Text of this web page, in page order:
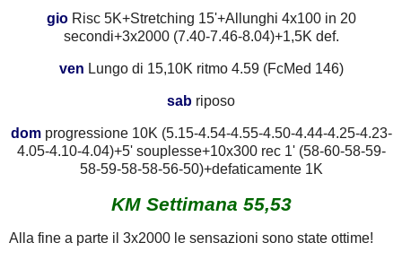
gioRisc 5K+Stretching 15'+Allunghi 4x100 in 20
secondi+3x2000 (7.40-7.46-8.04)+1,5K def.
ven Lungo di 15,10K ritmo 4.59 (FcMed 146)
sab riposo
domprogressione 10K (5.15-4.54-4.55-4.50-4.44-4.25-4.23-
4.05-4.10-4.04)+5' souplesse+10x300 rec 1' (58-60-58-59-
58-59-58-58-56-50)+defaticamente 1K
KM Settimana 55,53
Alla fine a parte il 3x2000 le sensazioni sono state ottime!